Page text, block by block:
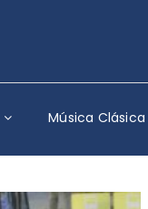
Música Clásica